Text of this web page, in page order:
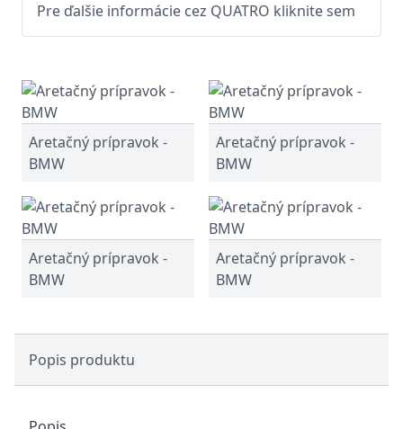
Pre ďalšie informácie cez QUATRO kliknite sem
Aretačný prípravok -
BMW
Aretačný prípravok -
BMW
Aretačný prípravok -
BMW
Aretačný prípravok -
BMW
Popis produktu